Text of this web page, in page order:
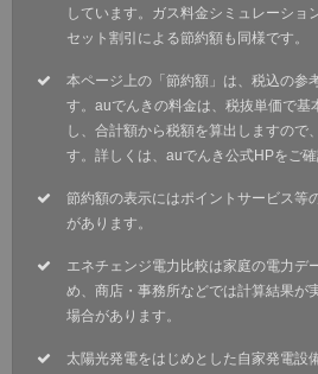
しています。ガス料金シミュレーショ
セット割引による節約額も同様です。
本ページ上の「節約額」は、税込の参
す。auでんきの料金は、税抜単価で基
し、合計額から税額を算出しますので
す。詳しくは、auでんき公式HPをご確
節約額の表示にはポイントサービス等
があります。
エネチェンジ電力比較は家庭の電力デ
め、商店・事務所などでは計算結果が
場合があります。
太陽光発電をはじめとした自家発電設